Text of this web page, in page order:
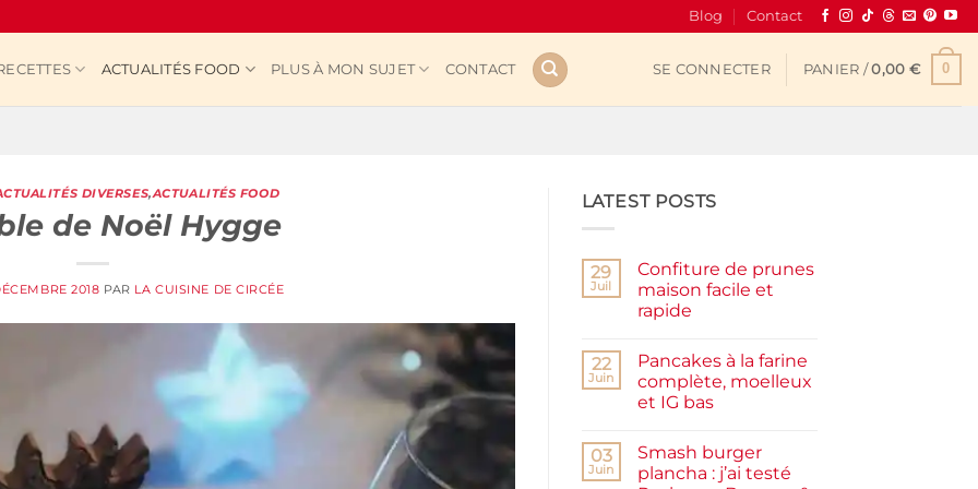
Blog Contact
ACTUALITÉS FOOD PLUS À MON SUJET CONTACT SE CONNECTER PANIER /0,00 € 0
DIVERSES,ACTUALITÉS FOOD
de Noël Hygge
2018 PAR LA CUISINE DE CIRCÉE
LATEST POSTS
29
Juil
Confiture de prunes
maison facile et
rapide
sur
Confiture
de
prunes
et
rapide
22
Juin
Pancakes à la farine
complète, moelleux
et IG bas
sur
Pancakes
à
03
Juin
Smash burger
plancha : j’ai testé